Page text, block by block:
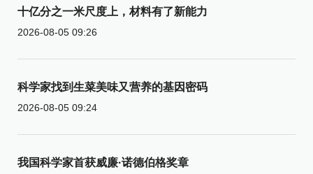
十亿分之一米尺度上，材料有了新能力
2026-08-05 09:26
科学家找到生菜美味又营养的基因密码
2026-08-05 09:24
我国科学家首获威廉·诺德伯格奖章